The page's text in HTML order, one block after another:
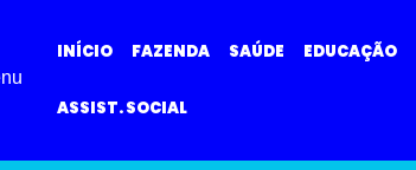
INÍCIO FAZENDA SAÚDE EDUCAÇÃO
ASSIST. SOCIAL